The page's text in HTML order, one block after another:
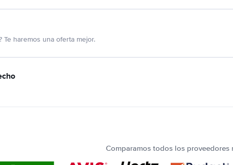
haremos una oferta mejor.
Comparamos todos los proveedores